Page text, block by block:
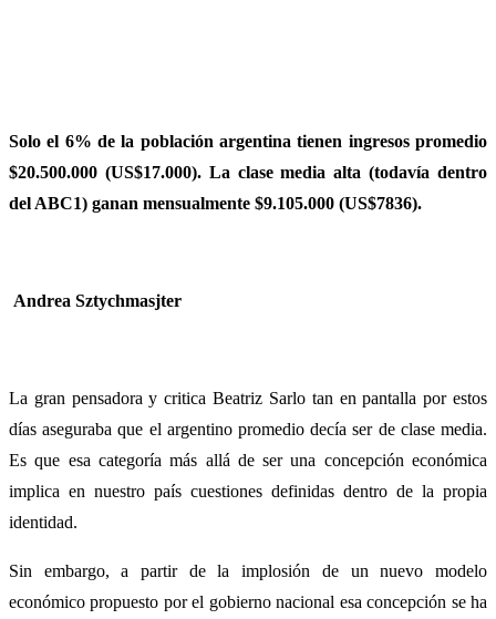
Solo el 6% de la población argentina tienen ingresos promedio
$20.500.000 (US$17.000). La clase media alta (todavía dentro
del ABC1) ganan mensualmente $9.105.000 (US$7836).
Andrea Sztychmasjter
La gran pensadora y critica Beatriz Sarlo tan en pantalla por estos
días aseguraba que el argentino promedio decía ser de clase media.
Es que esa categoría más allá de ser una concepción económica
implica en nuestro país cuestiones definidas dentro de la propia
identidad.
Sin embargo, a partir de la implosión de un nuevo modelo
económico propuesto por el gobierno nacional esa concepción se ha